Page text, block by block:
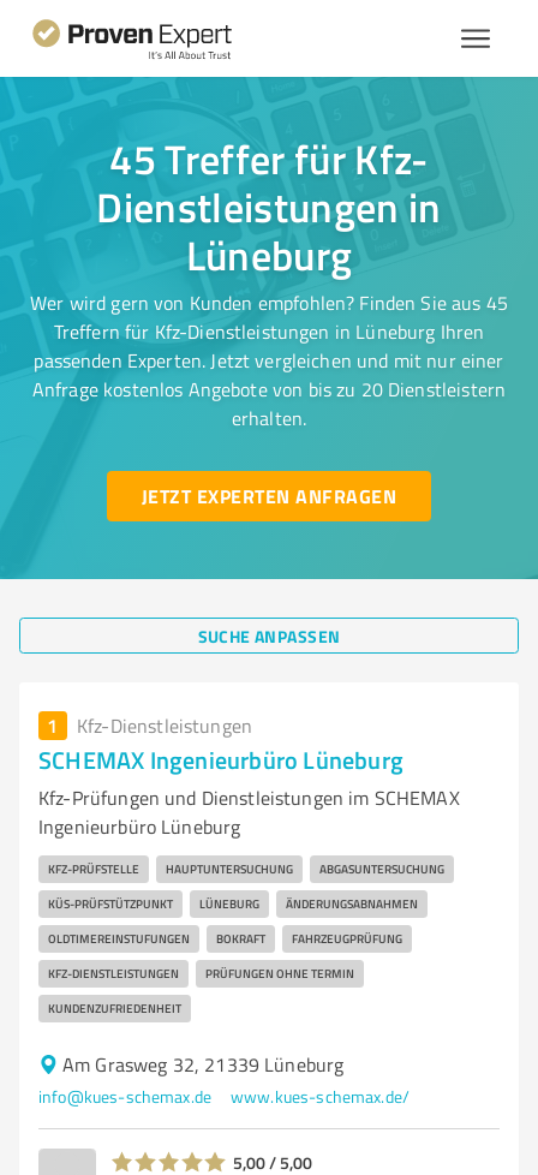
45 Treffer für Kfz-
Dienstleistungen in
Lüneburg
Wer wird gern von Kunden empfohlen? Finden Sie aus 45
Treffern für Kfz-Dienstleistungen in Lüneburg Ihren
passenden Experten. Jetzt vergleichen und mit nur einer
Anfrage kostenlos Angebote von bis zu 20 Dienstleistern
erhalten.
JETZT EXPERTEN ANFRAGEN
SUCHE ANPASSEN
1 Kfz-Dienstleistungen
SCHEMAX Ingenieurbüro Lüneburg
Kfz-Prüfungen und Dienstleistungen im SCHEMAX
Ingenieurbüro Lüneburg
KFZ-PRÜFSTELLE HAUPTUNTERSUCHUNG ABGASUNTERSUCHUNG
KÜS-PRÜFSTÜTZPUNKT LÜNEBURG ÄNDERUNGSABNAHMEN
OLDTIMEREINSTUFUNGEN BOKRAFT FAHRZEUGPRÜFUNG
KFZ-DIENSTLEISTUNGEN PRÜFUNGEN OHNE TERMIN
KUNDENZUFRIEDENHEIT
Am Grasweg 32, 21339 Lüneburg
info@kues-schemax.de www.kues-schemax.de/
5,00 / 5,00